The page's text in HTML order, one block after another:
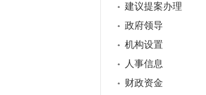
建议提案办理
政府领导
机构设置
人事信息
财政资金